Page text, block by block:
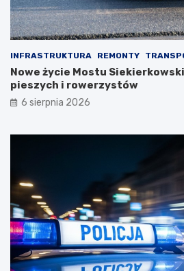
INFRASTRUKTURA REMONTY
Nowe życie Mostu
pieszych i rowerzystów
6 sierpnia 2026